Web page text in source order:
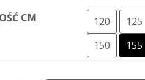
CM 120 125
150
155